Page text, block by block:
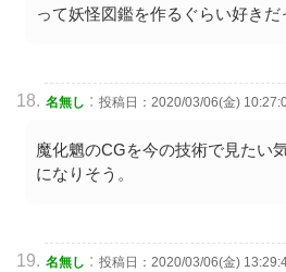
って妖怪図鑑を作るぐらい好きだ
名無し : 投稿日：2020/03/06(金)
魔化魍のCGを今の技術で見たい
になりそう。
名無し : 投稿日：2020/03/06(金)